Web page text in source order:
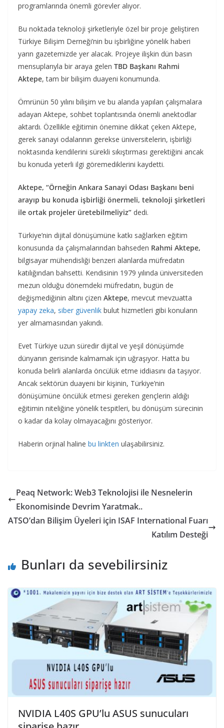
programlarında önemli görevler alıyor.
Bu noktada teknoloji şirketleriyle özel bir proje geliştiren
Türkiye Bilişim Derneği’nin bu işbirliğine yönelik haberi
yarın gazetemizde yer alacak. Projeye ilişkin dün basın
mensuplarıyla bir araya gelen TBD Başkanı Rahmi
Aktepe, tam bir bilişim duayeni konumunda.
Ömrünün 50 yılını bilişim ve bu alanda yapılan çalışmalara
adayan Aktepe, sohbet toplantısında önemli anektodlar
aktardı. Özellikle eğitimin önemine dikkat çeken Aktepe,
gerek sanayi odalarının gerekse üniversitelerin, işbirliği
noktasında kendilerini sürekli sıkıştırması gerektiğini ancak
bu konuda yeterli ilgi göremediklerini kaydetti.
Aktepe, “Örneğin Ankara Sanayi Odası Başkanı beni
arayıp bu konuda işbirliği önermeli, teknoloji şirketleri
ile ortak projeler üretebilmeliyiz” dedi.
Türkiye’nin dijital dönüşümüne katkı sağlarken eğitim
konusunda da çalışmalarından bahseden Rahmi Aktepe,
bilgisayar mühendisliği benzeri alanlarda müfredatın
katılığından bahsetti. Kendisinin 1979 yılında üniversiteden
mezun olduğu dönemdeki müfredatın, bugün de
değişmediğinin altını çizen Aktepe, mevcut mevzuatta
yapay zeka, siber güvenlik bulut hizmetleri gibi konuların
yer almamasından yakındı.
Evet Türkiye uzun süredir dijital ve yeşil dönüşümde
dünyanın gerisinde kalmamak için uğraşıyor. Hatta bu
konuda belirli alanlarda öncülük etme iddiasını da taşıyor.
Ancak sektörün duayeni bir kişinin, Türkiye’nin
dönüşümüne öncülük etmesi gereken gençlerin aldığı
eğitimin niteliğine yönelik tespitleri, bu dönüşüm sürecinin
o kadar da kolay olmayacağını gösteriyor.
Haberin orjinal haline bu linkten ulaşabilirsiniz.
Peaq Network: Web3 Teknolojisi ile Nesnelerin
Ekonomisinde Devrim Yaratmak..
ATSO’dan Bilişim Üyeleri için ISAF International Fuarı
Katılım Desteği
Bunları da sevebilirsiniz
NVIDIA L40S GPU’lu ASUS sunucuları